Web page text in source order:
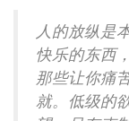
人的放纵是
快乐的东西
那些让你痛
就。低级的